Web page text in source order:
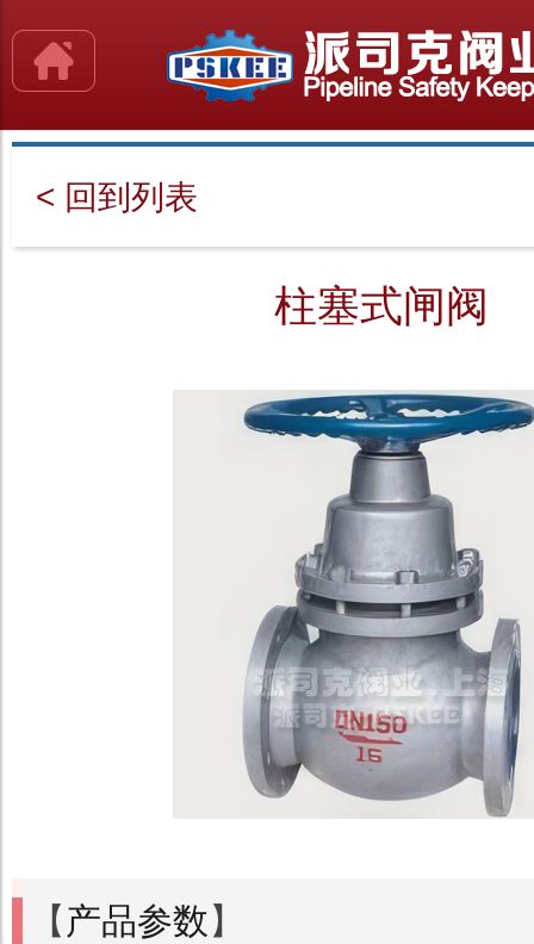
< 回到列表
柱塞式闸阀
【 产品参数 】